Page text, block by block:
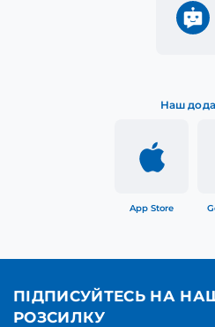
Наш
App Store
ПІДПИСУЙТЕСЬ НА
РОЗСИЛКУ